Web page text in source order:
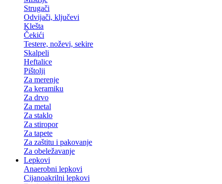
Strugači
Odvijači, ključevi
Klešta
Čekići
Testere, noževi, sekire
Skalpeli
Heftalice
Pištolji
Za merenje
Za keramiku
Za drvo
Za metal
Za staklo
Za stiropor
Za tapete
Za zaštitu i pakovanje
Za obeležavanje
Lepkovi
Anaerobni lepkovi
Cijanoakrilni lepkovi